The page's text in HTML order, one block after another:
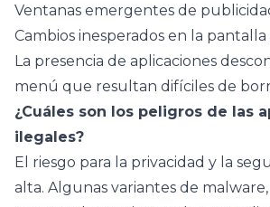
Ventanas emergentes de
Cambios inesperados en la pantalla
La presencia de aplicaciones
menú que resultan difíciles de
¿Cuáles son los peligros de las
ilegales?
El riesgo para la privacidad y la
alta. Algunas variantes de